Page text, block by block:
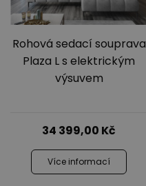
Rohová sedací souprava
Plaza L s elektrickým
výsuvem
34 399,00 Kč
Více informací